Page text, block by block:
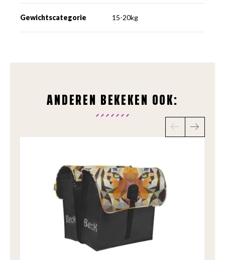
Gewichtscategorie 15-20kg
ANDEREN BEKEKEN OOK: